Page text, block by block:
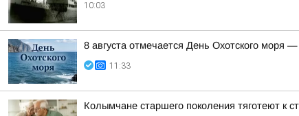
10:03
8 августа отмечается День Охотского моря
11:33
Колымчане старшего поколения тяготеют к